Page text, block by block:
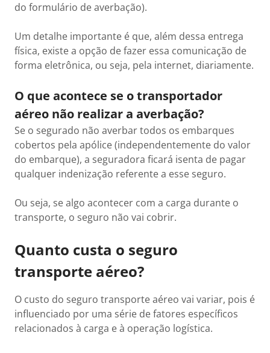
do formulário de averbação).
Um detalhe importante é que, além dessa entrega
física, existe a opção de fazer essa comunicação de
forma eletrônica, ou seja, pela internet, diariamente.
O que acontece se o transportador
aéreo não realizar a averbação?
Se o segurado não averbar todos os embarques
cobertos pela apólice (independentemente do valor
do embarque), a seguradora ficará isenta de pagar
qualquer indenização referente a esse seguro.
Ou seja, se algo acontecer com a carga durante o
transporte, o seguro não vai cobrir.
Quanto custa o seguro
transporte aéreo?
O custo do seguro transporte aéreo vai variar, pois é
influenciado por uma série de fatores específicos
relacionados à carga e à operação logística.